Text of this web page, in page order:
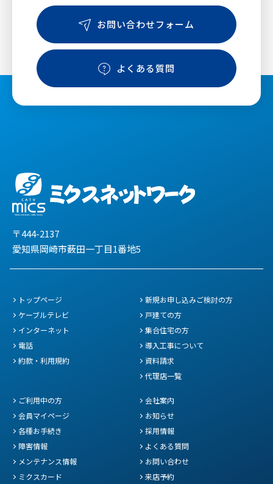
お問い合わせフォーム
よくある質問
〒444-2137
愛知県岡崎市薮田一丁目1番地5
トップページ
ケーブルテレビ
インターネット
電話
約款・利用規約
新規お申し込みご検討の方
戸建ての方
集合住宅の方
導入工事について
資料請求
代理店一覧
ご利用中の方
会員マイページ
各種お手続き
障害情報
メンテナンス情報
ミクスカード
会社案内
お知らせ
採用情報
よくある質問
お問い合わせ
来店予約